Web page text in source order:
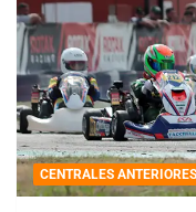
CENTRALES ANTERIORES